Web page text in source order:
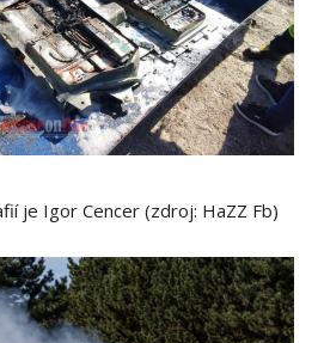
je Igor Cencer (zdroj: HaZZ Fb)